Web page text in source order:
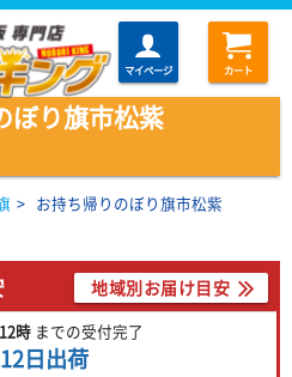
マイページ カート
ぼり旗市松紫
> お持ち帰りのぼり旗市松紫
地域別お届け目安
12時 までの受付完了
日出荷